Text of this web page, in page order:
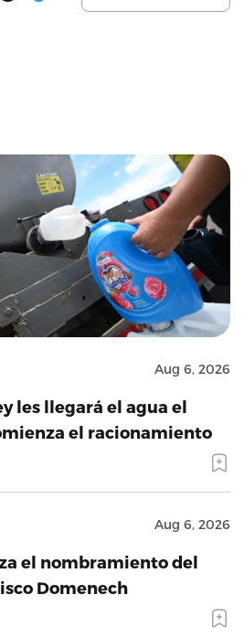
Aug 6, 2026
les llegará el agua el
el racionamiento
Aug 6, 2026
el nombramiento del
Domenech